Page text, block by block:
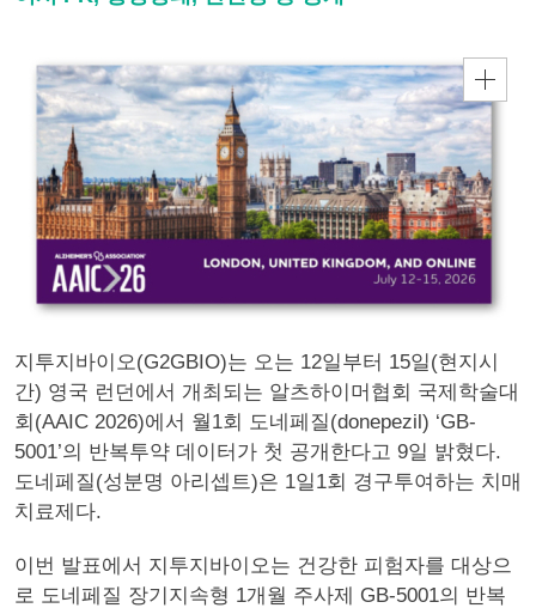
지투지바이오(G2GBIO)는 오는 12일부터 15일(현지시
간) 영국 런던에서 개최되는 알츠하이머협회 국제학술대
회(AAIC 2026)에서 월1회 도네페질(donepezil) ‘GB-
5001’의 반복투약 데이터가 첫 공개한다고 9일 밝혔다.
도네페질(성분명 아리셉트)은 1일1회 경구투여하는 치매
치료제다.
이번 발표에서 지투지바이오는 건강한 피험자를 대상으
로 도네페질 장기지속형 1개월 주사제 GB-5001의 반복